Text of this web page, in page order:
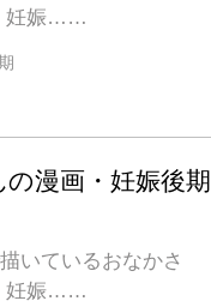
妊娠……
漫画・妊娠後期
いているおなかさ
妊娠……